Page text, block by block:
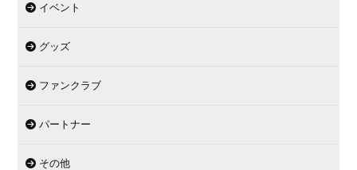
イベント
グッズ
ファンクラブ
パートナー
その他